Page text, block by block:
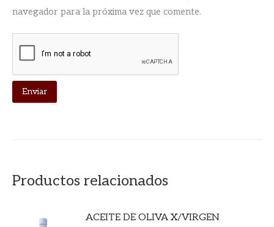
navegador para la próxima vez que comente.
Productos relacionados
ACEITE DE OLIVA X/VIRGEN